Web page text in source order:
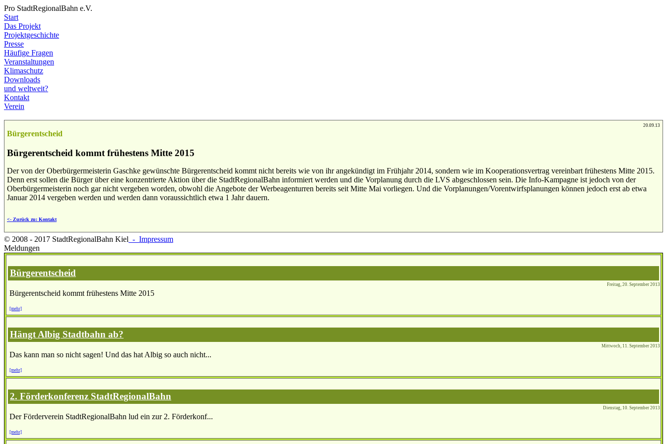
Pro StadtRegionalBahn e.V.
Start
Das Projekt
Projektgeschichte
Presse
Häufige Fragen
Veranstaltungen
Klimaschutz
Downloads
und weltweit?
Kontakt
Verein
20.09.13
Bürgerentscheid
Bürgerentscheid kommt frühestens Mitte 2015
Der von der Oberbürgermeisterin Gaschke gewünschte Bürgerentscheid kommt nicht bereits wie von ihr angekündigt im Frühjahr 2014, sondern wie im Kooperationsvertrag vereinbart frühestens Mitte 2015.
Denn erst sollen die Bürger über eine konzentrierte Aktion über die StadtRegionalBahn informiert werden und die Vorplanung durch die LVS abgeschlossen sein. Die Info-Kampagne ist jedoch von der
Oberbürgermeisterin noch gar nicht vergeben worden, obwohl die Angebote der Werbeagenturren bereits seit Mitte Mai vorliegen. Und die Vorplanungen/Vorentwirfsplanungen können jedoch erst ab etwa
Januar 2014 vergeben werden und werden dann voraussichtlich etwa 1 Jahr dauern.
<- Zurück zu: Kontakt
© 2008 - 2017 StadtRegionalBahn Kiel - Impressum
Meldungen
Bürgerentscheid
Freitag, 20. September 2013
Bürgerentscheid kommt frühestens Mitte 2015
[mehr]
Hängt Albig Stadtbahn ab?
Mittwoch, 11. September 2013
Das kann man so nicht sagen! Und das hat Albig so auch nicht...
[mehr]
2. Förderkonferenz StadtRegionalBahn
Dienstag, 10. September 2013
Der Förderverein StadtRegionalBahn lud ein zur 2. Förderkonf...
[mehr]